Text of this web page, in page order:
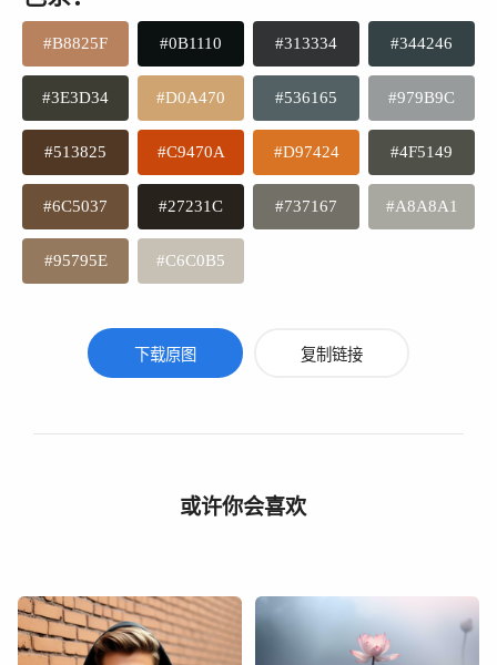
#B8825F #0B1110 #313334 #344246
#3E3D34 #D0A470 #536165 #979B9C
#513825 #C9470A #D97424 #4F5149
#6C5037 #27231C #737167 #A8A8A1
#95795E #C6C0B5
下载原图 复制链接
或许你会喜欢